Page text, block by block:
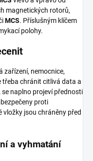
magnetických rotorů,
MCS. Příslušným klíčem
polohy.
zařízení, nemocnice,
třeba chránit citlivá data a
naplno projeví přednosti
proti
vložky jsou chráněny před
a vyhmatání